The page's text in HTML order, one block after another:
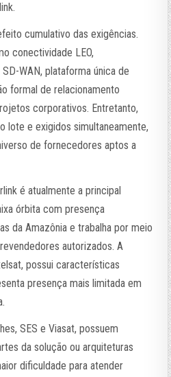
cumulativo das exigências.
conectividade LEO,
WAN, plataforma única de
formal de relacionamento
corporativos. Entretanto,
lote e exigidos simultaneamente,
de fornecedores aptos a
é atualmente a principal
órbita com presença
da Amazônia e trabalha por meio
autorizados. A
possui características
presença mais limitada em
SES e Viasat, possuem
da solução ou arquiteturas
dificuldade para atender